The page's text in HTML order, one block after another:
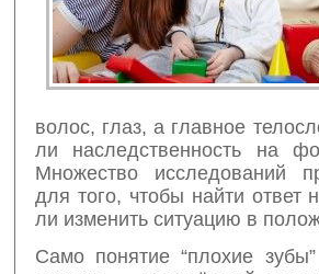
волос, глаз, а главное
ли наследственность на
Множество исследований
для того, чтобы найти ответ
ли изменить ситуацию в
Само понятие “плохие